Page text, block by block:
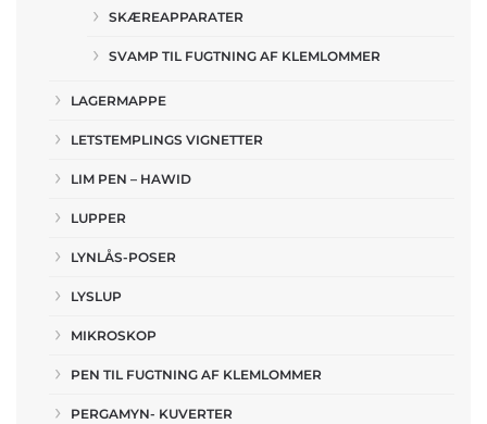
SKÆREAPPARATER
SVAMP TIL FUGTNING AF KLEMLOMMER
LAGERMAPPE
LETSTEMPLINGS VIGNETTER
LIM PEN – HAWID
LUPPER
LYNLÅS-POSER
LYSLUP
MIKROSKOP
PEN TIL FUGTNING AF KLEMLOMMER
PERGAMYN- KUVERTER